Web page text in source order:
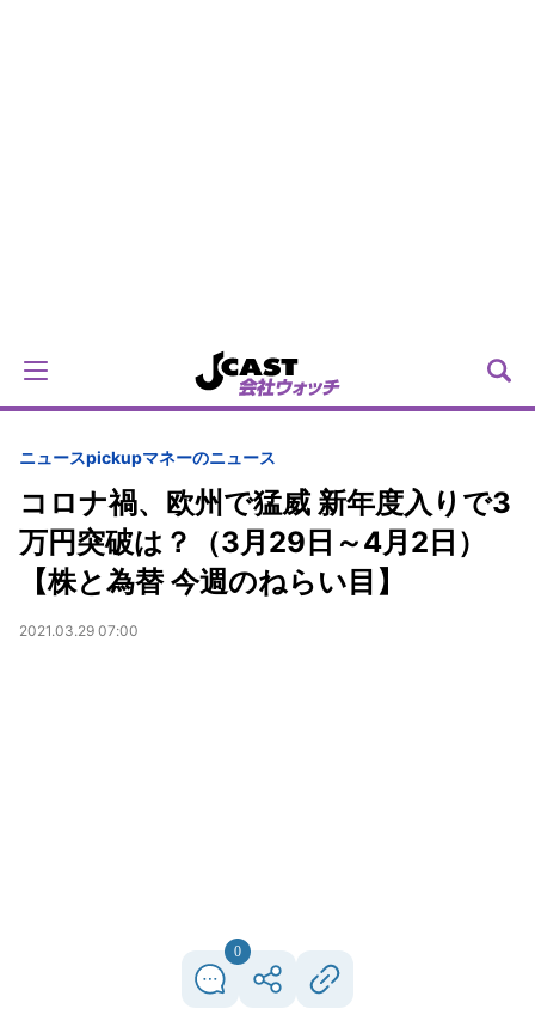
ニュースpickupマネーのニュース
コロナ禍、欧州で猛威 新年度入りで3
万円突破は？（3月29日～4月2日）
【株と為替 今週のねらい目】
2021.03.29 07:00
0